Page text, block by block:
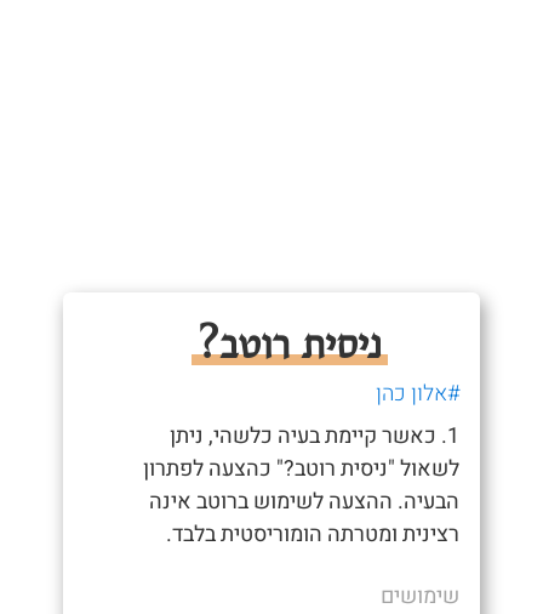
ניסית רוטב?
#אלון כהן
1. כאשר קיימת בעיה כלשהי, ניתן
לשאול "ניסית רוטב?" כהצעה לפתרון
הבעיה. ההצעה לשימוש ברוטב אינה
רצינית ומטרתה הומוריסטית בלבד.
שימושים